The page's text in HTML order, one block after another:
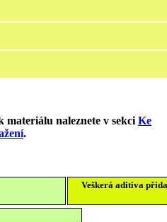
materiálu naleznete v sekci Ke
.
Veškerá aditiva